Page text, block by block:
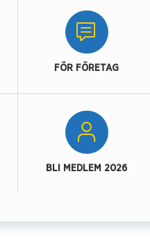
FÖR FÖRETAG
BLI MEDLEM 2026